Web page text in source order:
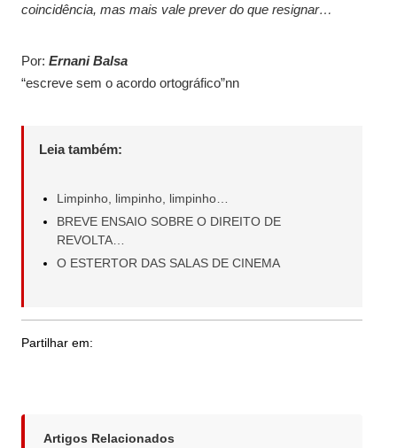
coincidência, mas mais vale prever do que resignar…
Por: Ernani Balsa
“escreve sem o acordo ortográfico”nn
Leia também:
Limpinho, limpinho, limpinho…
BREVE ENSAIO SOBRE O DIREITO DE
REVOLTA…
O ESTERTOR DAS SALAS DE CINEMA
Partilhar em:
Artigos Relacionados